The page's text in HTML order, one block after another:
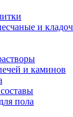
и
и каминов
пола